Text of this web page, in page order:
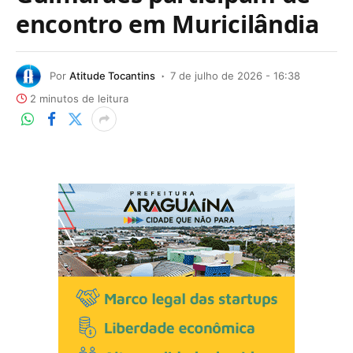
encontro em Muricilândia
Por Atitude Tocantins
7 de julho de 2026 - 16:38
2 minutos de leitura